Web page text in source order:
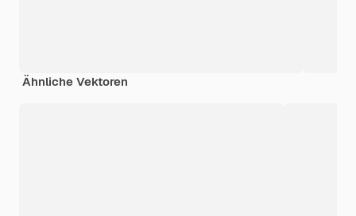
Ähnliche Vektoren